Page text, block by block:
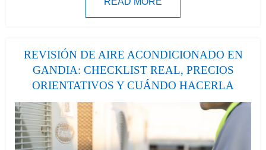
REVISIÓN DE AIRE ACONDICIONADO EN
GANDIA: CHECKLIST REAL, PRECIOS
ORIENTATIVOS Y CUÁNDO HACERLA